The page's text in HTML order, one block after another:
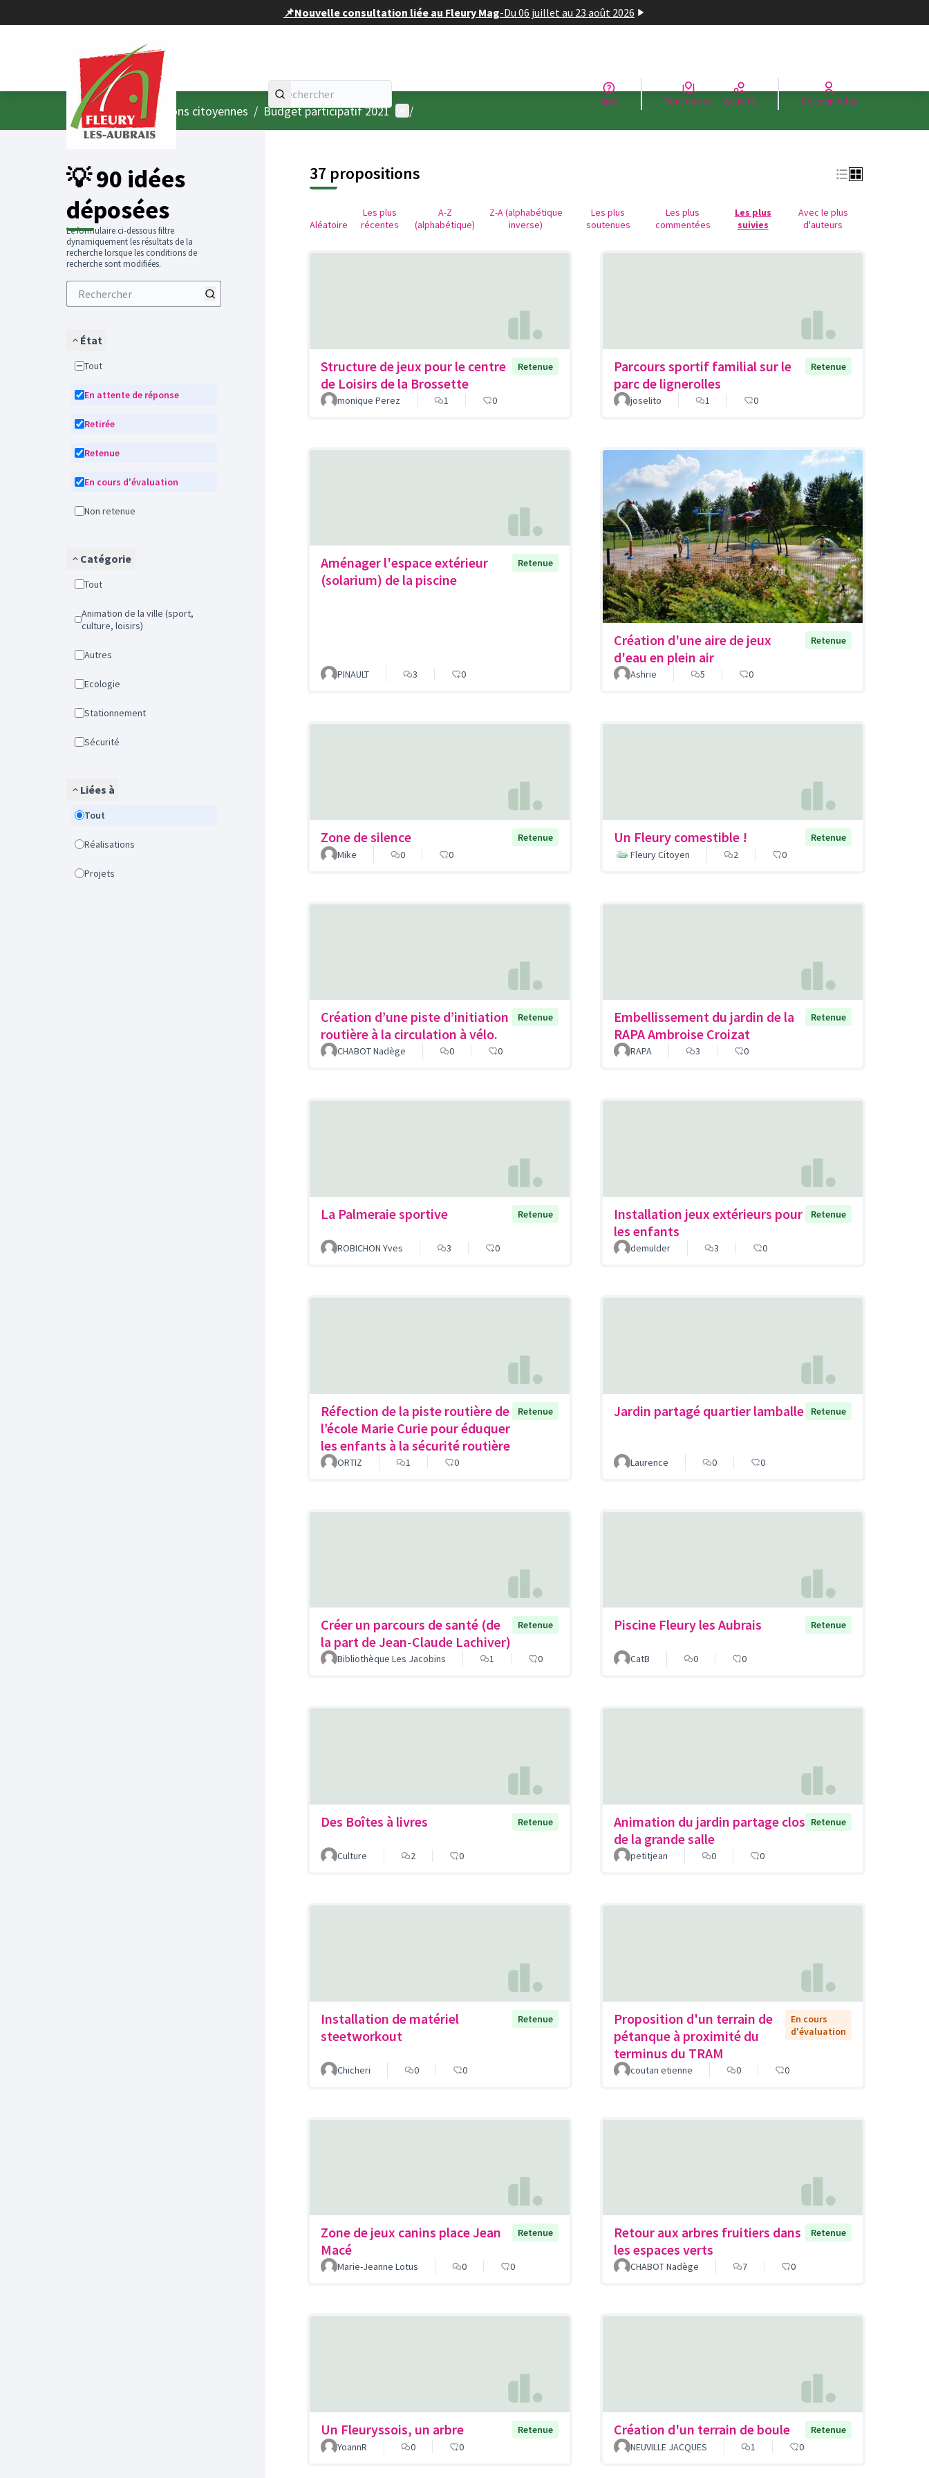
📌Nouvelle consultation liée au Fleury Mag-Du 06 juillet au 23 août 2026
Aide Rencontres Activité Se connecter
AccueilMenu principal
/ Consultations citoyennes / Budget participatif 2021 Menu utilisateur
/
💡 90 idées
déposées
Le formulaire ci-dessous filtre
dynamiquement les résultats de la
recherche lorsque les conditions de
recherche sont modifiées.
État
Tout
En attente de réponse
Retirée
Retenue
En cours d'évaluation
Non retenue
Catégorie
Tout
Animation de la ville (sport,
culture, loisirs)
Autres
Ecologie
Stationnement
Sécurité
Liées à
Tout
Réalisations
Projets
37 propositions
Aléatoire
Les plus
récentes
A-Z
(alphabétique)
Z-A (alphabétique
inverse)
Les plus
soutenues
Les plus
commentées
Les plus
suivies
Avec le plus
d'auteurs
Structure de jeux pour le centre
de Loisirs de la Brossette
Retenue
monique Perez 1 0
Parcours sportif familial sur le
parc de lignerolles
Retenue
joselito 1 0
Aménager l'espace extérieur
(solarium) de la piscine
Retenue
PINAULT 3 0
Création d'une aire de jeux
d'eau en plein air
Retenue
Ashrie 5 0
Zone de silence
Retenue
Mike
0 0
Un Fleury comestible !
Retenue
Fleury Citoyen
2 0
Création d’une piste d’initiation
routière à la circulation à vélo.
Retenue
CHABOT Nadège 0 0
Embellissement du jardin de la
RAPA Ambroise Croizat
Retenue
RAPA 3 0
La Palmeraie sportive Retenue
ROBICHON Yves 3 0
Installation jeux extérieurs pour
les enfants
Retenue
demulder 3 0
Réfection de la piste routière de
l’école Marie Curie pour éduquer
les enfants à la sécurité routière
Retenue
ORTIZ 1 0
Jardin partagé quartier lamballe Retenue
Laurence 0 0
Créer un parcours de santé (de
la part de Jean-Claude Lachiver)
Retenue
Bibliothèque Les Jacobins 1 0
Piscine Fleury les Aubrais Retenue
CatB 0 0
Des Boîtes à livres Retenue
Culture 2 0
Animation du jardin partage clos
de la grande salle
Retenue
petitjean 0 0
Installation de matériel
steetworkout
Retenue
Chicheri 0 0
Proposition d'un terrain de
pétanque à proximité du
terminus du TRAM
En cours
d'évaluation
coutan etienne 0 0
Zone de jeux canins place Jean
Macé
Retenue
Marie-Jeanne Lotus 0 0
Retour aux arbres fruitiers dans
les espaces verts
Retenue
CHABOT Nadège 7 0
Un Fleuryssois, un arbre
Retenue
YoannR
0 0
Création d'un terrain de boule
Retenue
NEUVILLE JACQUES
1 0